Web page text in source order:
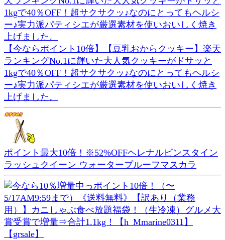
【今ならポイント10倍】【豆乳おからクッキー】楽天
ランキングNo.1に輝いた大人気クッキーがドサッと
1kgで40％OFF！超サクサクッ♪なのにとってもヘルシ
ー♪実力派パティシエが厳選素材を使いおいしく焼き
上げました。
ポイント最大10倍！※52%OFFヘレナルビンスタイン
ラッシュクイーン ウォータープルーフマスカラ